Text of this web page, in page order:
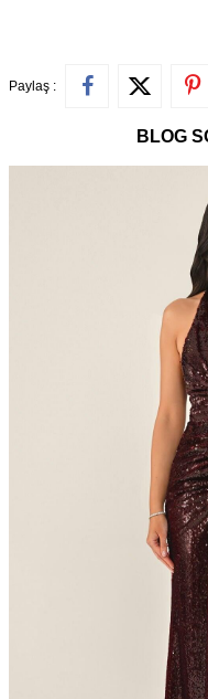
Paylaş :
BLOG